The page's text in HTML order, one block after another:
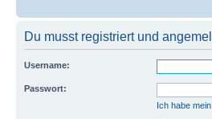
Du musst registriert und
Username:
Passwort:
Ich habe